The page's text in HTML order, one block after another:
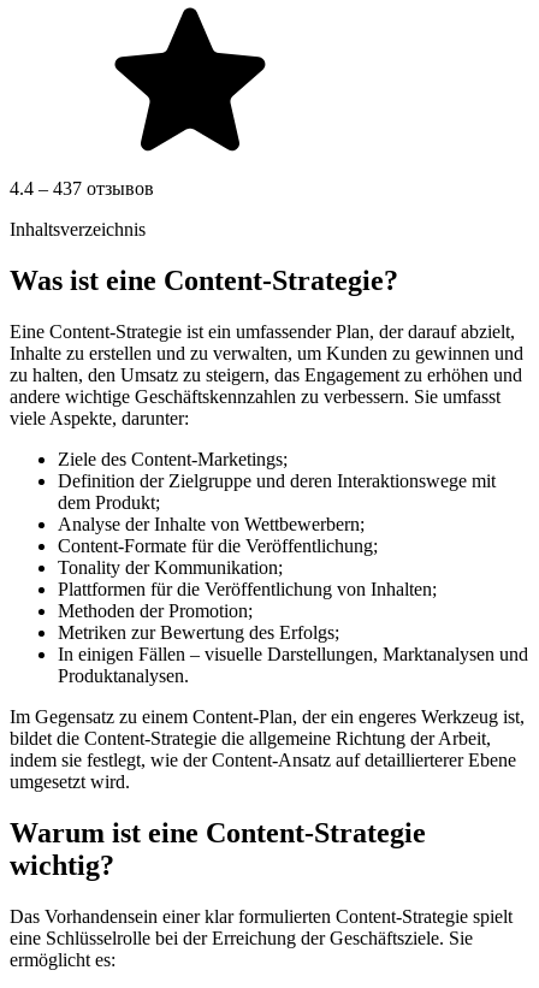
4.4 – 437 отзывов
Inhaltsverzeichnis
Was ist eine Content-Strategie?
Eine Content-Strategie ist ein umfassender Plan, der darauf abzielt,
Inhalte zu erstellen und zu verwalten, um Kunden zu gewinnen und
zu halten, den Umsatz zu steigern, das Engagement zu erhöhen und
andere wichtige Geschäftskennzahlen zu verbessern. Sie umfasst
viele Aspekte, darunter:
Ziele des Content-Marketings;
Definition der Zielgruppe und deren Interaktionswege mit
dem Produkt;
Analyse der Inhalte von Wettbewerbern;
Content-Formate für die Veröffentlichung;
Tonality der Kommunikation;
Plattformen für die Veröffentlichung von Inhalten;
Methoden der Promotion;
Metriken zur Bewertung des Erfolgs;
In einigen Fällen – visuelle Darstellungen, Marktanalysen und
Produktanalysen.
Im Gegensatz zu einem Content-Plan, der ein engeres Werkzeug ist,
bildet die Content-Strategie die allgemeine Richtung der Arbeit,
indem sie festlegt, wie der Content-Ansatz auf detaillierterer Ebene
umgesetzt wird.
Warum ist eine Content-Strategie
wichtig?
Das Vorhandensein einer klar formulierten Content-Strategie spielt
eine Schlüsselrolle bei der Erreichung der Geschäftsziele. Sie
ermöglicht es: